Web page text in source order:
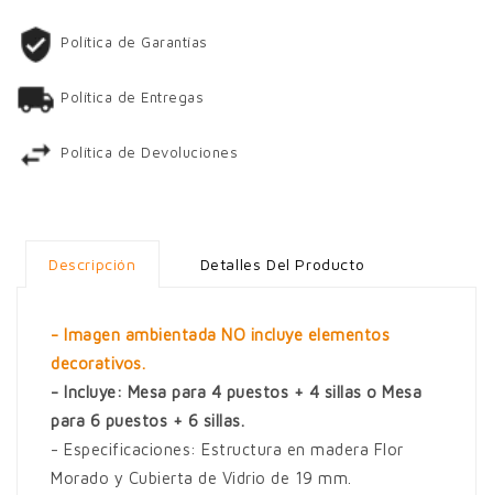
Política de Garantías
Política de Entregas
Política de Devoluciones
Descripción Detalles Del Producto
- Imagen ambientada NO incluye elementos
decorativos.
- Incluye: Mesa para 4 puestos + 4 sillas o Mesa
para 6 puestos + 6 sillas.
- Especificaciones: Estructura en madera Flor
Morado y Cubierta de Vidrio de 19 mm.